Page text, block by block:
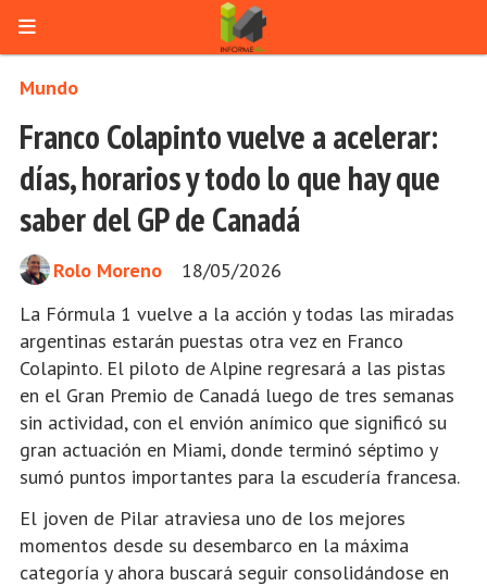
Franco Colapinto vuelve a acelerar:
días, horarios y todo lo que hay que
saber del GP de Canadá
La Fórmula 1 vuelve a la acción y todas las miradas
argentinas estarán puestas otra vez en Franco
Colapinto. El piloto de Alpine regresará a las pistas
en el Gran Premio de Canadá luego de tres semanas
sin actividad, con el envión anímico que significó su
gran actuación en Miami, donde terminó séptimo y
sumó puntos importantes para la escudería francesa.
Mundo
18/05/2026
Rolo Moreno
El joven de Pilar atraviesa uno de los mejores
momentos desde su desembarco en la máxima
categoría y ahora buscará seguir consolidándose en